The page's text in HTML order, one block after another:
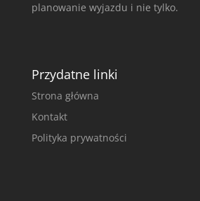
planowanie wyjazdu i nie tylko.
Przydatne linki
Strona główna
Kontakt
Polityka prywatności